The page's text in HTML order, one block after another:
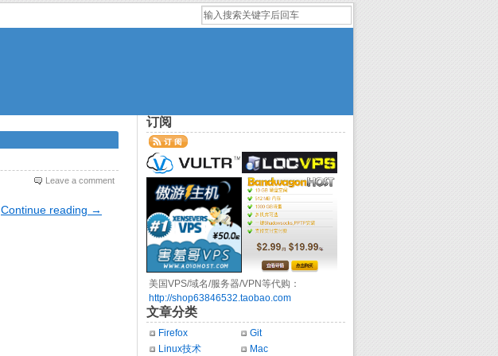
Leave a comment
Continue reading →
订阅
美国VPS/域名/服务器/VPN等代购：
http://shop63846532.taobao.com
文章分类
Firefox
Git
Linux技术
Mac